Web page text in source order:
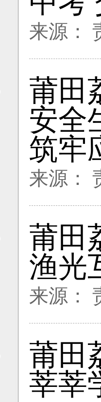
来源：
莆田
安全
筑牢
来源：
莆田
渔光
来源：
莆田
莘莘